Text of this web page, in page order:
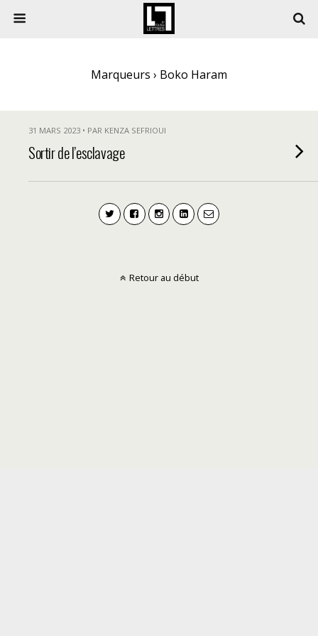
Marqueurs › Boko Haram
31 MARS 2023 • PAR KENZA SEFRIOUI
Sortir de l’esclavage
Retour au début